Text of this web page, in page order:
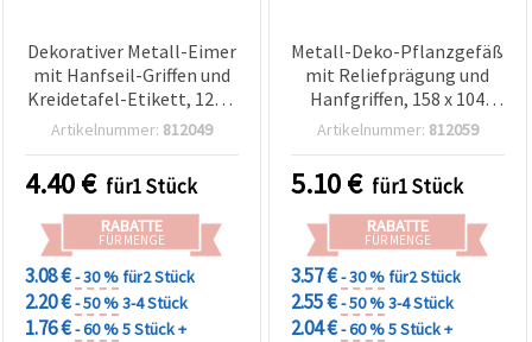
Dekorativer Metall-Eimer
mit Hanfseil-Griffen und
Kreidetafel-Etikett, 120 x
130 mm, Blau – zum
Artikelnummer: 812049
4.40€ für1 Stück
RABATTE
FÜR MENGE
3.08 €- 30 %für2 Stück
2.20 €- 50 %3-4 Stück
1.76 €- 60 %5 Stück +
Metall-Deko-Pflanzgefäß
mit Reliefprägung und
Hanfgriffen, 158 x 104
mm, Beige
Artikelnummer: 812059
5.10€ für1 Stück
RABATTE
FÜR MENGE
3.57 €- 30 %für2 Stück
2.55 €- 50 %3-4 Stück
2.04 €- 60 %5 Stück +